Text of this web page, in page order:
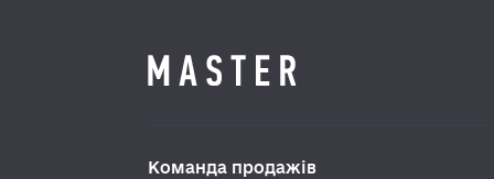
Команда продажів